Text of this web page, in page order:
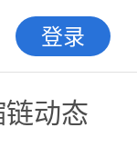
登录
链动态